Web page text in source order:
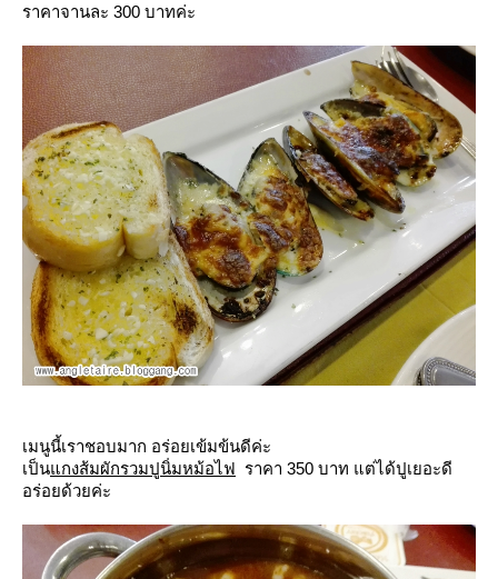
ราคาจานละ 300 บาทค่ะ
เมนูนี้เราชอบมาก อร่อยเข้มข้นดีค่ะ
เป็นกงส้มผักรวมปูนิ่มหม้อไฟ ราคา 350 บาท แต่ได้ปูเยอะดี
อร่อยด้วยค่ะ